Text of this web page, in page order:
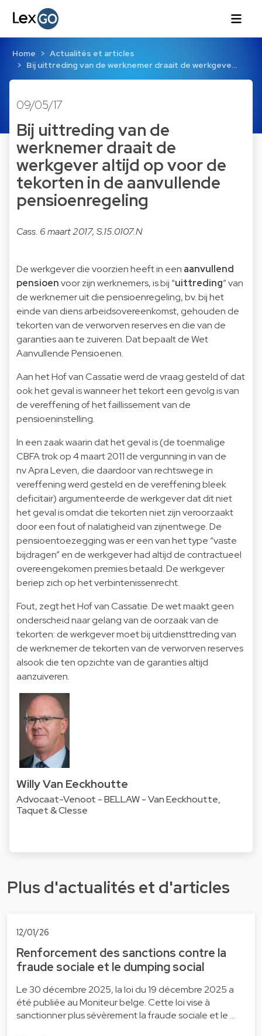
Home
Actualités et articles
Bij uittreding van de werknemer draait de werkgeve…
09/05/17
Bij uittreding van de
werknemer draait de
werkgever altijd op voor de
tekorten in de aanvullende
pensioenregeling
Cass. 6 maart 2017, S.15.0107.N
De werkgever die voorzien heeft in een aanvullend
pensioenvoor zijn werknemers, is bij “uittreding” van
de werknemer uit die pensioenregeling, bv. bij het
einde van diens arbeidsovereenkomst, gehouden de
tekorten van de verworven reserves en die van de
garanties aan te zuiveren. Dat bepaalt de Wet
Aanvullende Pensioenen.
Aan het Hof van Cassatie werd de vraag gesteld of dat
ook het geval is wanneer het tekort een gevolg is van
de vereffening of het faillissement van de
pensioeninstelling.
In een zaak waarin dat het geval is (de toenmalige
CBFA trok op 4 maart 2011 de vergunning in van de
nv Apra Leven, die daardoor van rechtswege in
vereffening werd gesteld en de vereffening bleek
deficitair) argumenteerde de werkgever dat dit niet
het geval is omdat die tekorten niet zijn veroorzaakt
door een fout of nalatigheid van zijnentwege. De
pensioentoezegging was er een van het type “vaste
bijdragen” en de werkgever had altijd de contractueel
overeengekomen premies betaald. De werkgever
beriep zich op het verbintenissenrecht.
Fout, zegt het Hof van Cassatie. De wet maakt geen
onderscheid naar gelang van de oorzaak van de
tekorten: de werkgever moet bij uitdiensttreding van
de werknemer de tekorten van de verworven reserves
alsook die ten opzichte van de garanties altijd
aanzuiveren.
Willy Van Eeckhoutte
Advocaat-Venoot - BELLAW - Van Eeckhoutte,
Taquet & Clesse
Plus d'actualités et d'articles
12/01/26
Renforcement des sanctions contre la
fraude sociale et le dumping social
Le 30 décembre 2025, la loi du 19 décembre 2025 a
été publiée au Moniteur belge. Cette loi vise à
sanctionner plus sévèrement la fraude sociale et le …